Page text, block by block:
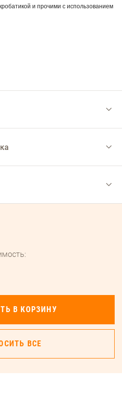
и прочими с использованием
В КОРЗИНУ
ВСЕ